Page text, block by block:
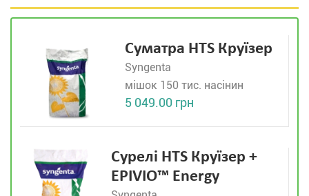
Суматра HTS Круїзер
Syngenta
мішок 150 тис. насінин
5 049.00 грн
Сурелі HTS Круїзер +
EPIVIO™ Energy